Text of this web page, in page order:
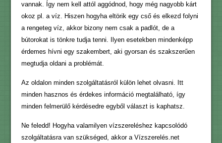
vannak. Így nem kell attól aggódnod, hogy még nagyobb kárt
okoz pl. a víz. Hiszen hogyha eltörik egy cső és elkezd folyni
a rengeteg víz, akkor bizony nem csak a padlót, de a
bútorokat is tönkre tudja tenni. Ilyen esetekben mindenképp
érdemes hívni egy szakembert, aki gyorsan és szakszerűen
megtudja oldani a problémát.
Az oldalon minden szolgáltatásról külön lehet olvasni. Itt
minden hasznos és érdekes információ megtalálható, így
minden felmerülő kérdésedre egyből választ is kaphatsz.
Ne feledd! Hogyha valamilyen vízszereléshez kapcsolódó
szolgáltatásra van szükséged, akkor a Vízszerelés.net